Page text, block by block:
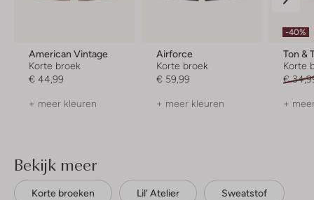
American Vintage
Korte broek
€ 44,99
+ meer kleuren
Airforce
Korte broek
€ 59,99
+ meer kleuren
-40%
Ton &
Korte
€
+
Bekijk meer
Korte broeken Lil' Atelier Sweatstof